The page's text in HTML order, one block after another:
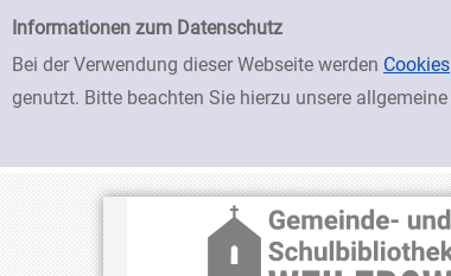
Einfache Suche
Informationen zum Datenschutz
Bei der Verwendung dieser Webseite werden Cookies
genutzt. Bitte beachten Sie hierzu unsere allgemeine
zur Navigation springen
zum Inhalt springen
Zur Detailanzeige springen